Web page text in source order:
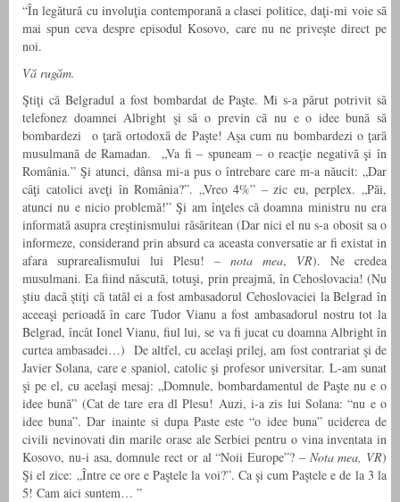
“În legătură cu involuţia contemporană a clasei politice, daţi-mi voie să
mai spun ceva despre episodul Kosovo, care nu ne priveşte direct pe
noi.
Vă rugăm.
Ştiţi că Belgradul a fost bombardat de Paşte. Mi s-a părut potrivit să
telefonez doamnei Albright şi să o previn că nu e o idee bună să
bombardezi o ţară ortodoxă de Paşte! Aşa cum nu bombardezi o ţară
musulmană de Ramadan. „Va fi – spuneam – o reacţie negativă şi în
România.” Şi atunci, dânsa mi-a pus o întrebare care m-a năucit: „Dar
câţi catolici aveţi în România?”. „Vreo 4%” – zic eu, perplex. „Păi,
atunci nu e nicio problemă!” Şi am înţeles că doamna ministru nu era
informată asupra creştinismului răsăritean (Dar nici el nu s-a obosit sa o
informeze, considerand prin absurd ca aceasta conversatie ar fi existat in
afara suprarealismului lui Plesu! – nota mea, VR). Ne credea
musulmani. Ea fiind născută, totuşi, prin preajmă, în Cehoslovacia! (Nu
ştiu dacă ştiţi că tatăl ei a fost ambasadorul Cehoslovaciei la Belgrad în
aceeaşi perioadă în care Tudor Vianu a fost ambasadorul nostru tot la
Belgrad, încât Ionel Vianu, fiul lui, se va fi jucat cu doamna Albright în
curtea ambasadei…) De altfel, cu acelaşi prilej, am fost contrariat şi de
Javier Solana, care e spaniol, catolic şi profesor universitar. L-am sunat
şi pe el, cu acelaşi mesaj: „Domnule, bombardamentul de Paşte nu e o
idee bună” (Cat de tare era dl Plesu! Auzi, i-a zis lui Solana: “nu e o
idee buna”. Dar inainte si dupa Paste este “o idee buna” uciderea de
civili nevinovati din marile orase ale Serbiei pentru o vina inventata in
Kosovo, nu-i asa, domnule rect or al “Noii Europe”? – Nota mea, VR)
Şi el zice: „Între ce ore e Paştele la voi?”. Ca şi cum Paştele e de la 3 la
5! Cam aici suntem… ”